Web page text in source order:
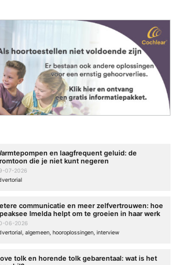
en laagfrequent geluid: de
die je niet kunt negeren
07-2026
communicatie en meer zelfvertrouwen: hoe
Imelda helpt om te groeien in haar werk
06-2026
algemeen, hooroplossingen, interview
tolk en horende tolk gebarentaal: wat is het